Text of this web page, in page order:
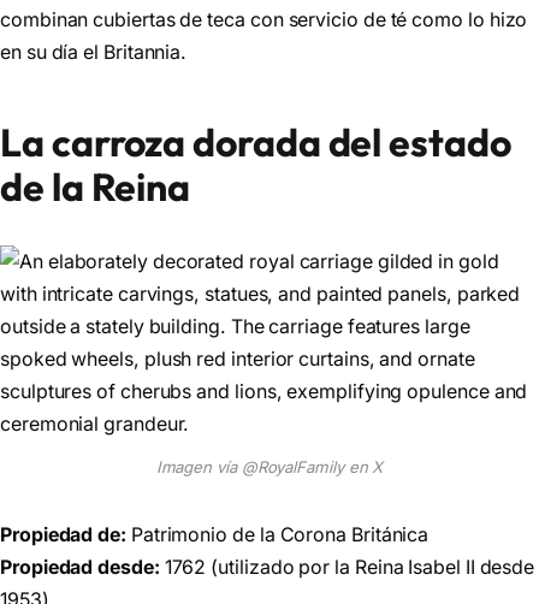
combinan cubiertas de teca con servicio de té como lo hizo
en su día el Britannia.
La carroza dorada del estado
de la Reina
Imagen vía @RoyalFamily en X
Propiedad de: Patrimonio de la Corona Británica
Propiedad desde: 1762 (utilizado por la Reina Isabel II desde